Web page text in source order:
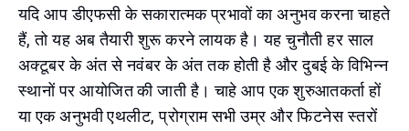
यदि आप डीएफसी के सकारात्मक प्रभावों का अनुभव करना चाहते
हैं, तो यह अब तैयारी शुरू करने लायक है। यह चुनौती हर साल
अक्टूबर के अंत से नवंबर के अंत तक होती है और दुबई के विभिन्न
स्थानों पर आयोजित की जाती है। चाहे आप एक शुरुआतकर्ता हों
या एक अनुभवी एथलीट, प्रोग्राम सभी उम्र और फिटनेस स्तरों